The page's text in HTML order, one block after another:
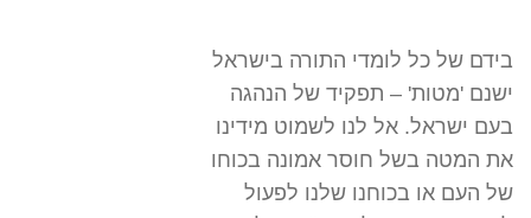
בידם של כל לומדי התורה בישראל
ישנם 'מטות' – תפקיד של הנהגה
בעם ישראל. אל לנו לשמוט מידינו
את המטה בשל חוסר אמונה בכוחו
של העם או בכוחנו שלנו לפעול